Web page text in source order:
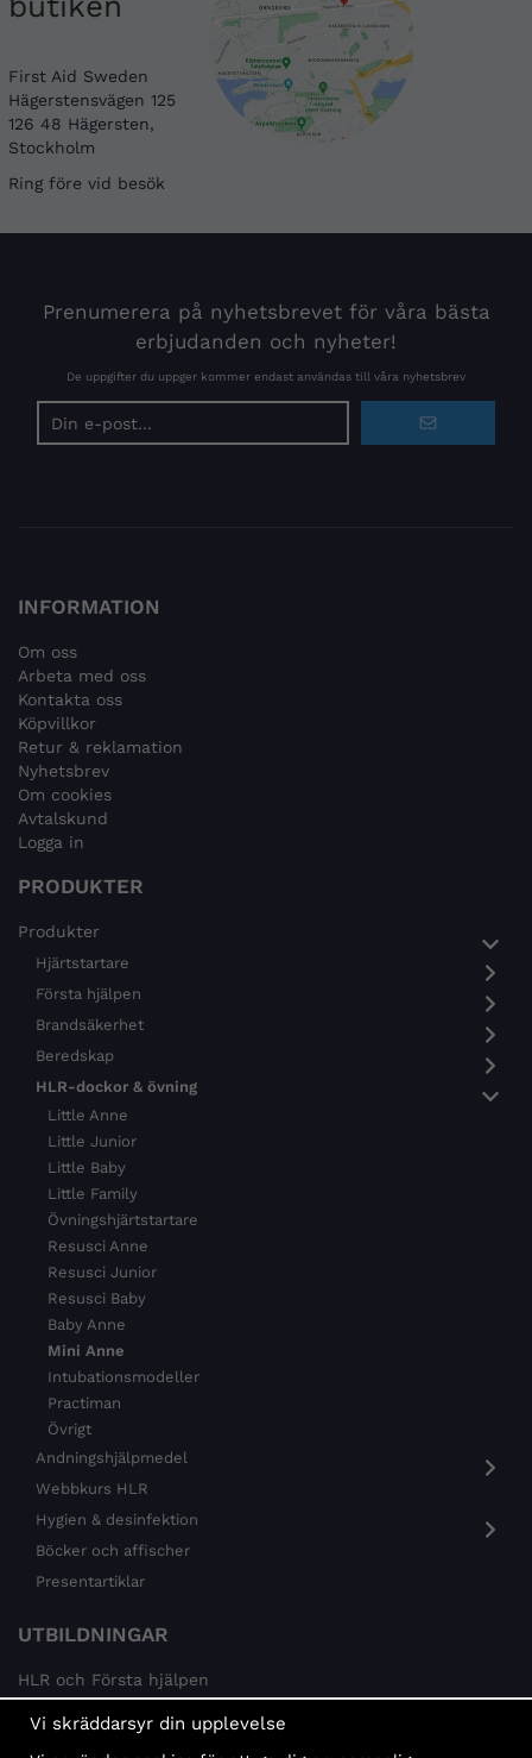
First Aid Sweden
Hägerstensvägen 125
126 48 Hägersten,
Stockholm
Ring före vid besök
Prenumerera på nyhetsbrevet för våra bästa
erbjudanden och nyheter!
De uppgifter du uppger kommer endast användas till våra nyhetsbrev
INFORMATION
Om oss
Arbeta med oss
Kontakta oss
Köpvillkor
Retur & reklamation
Nyhetsbrev
Om cookies
Avtalskund
Logga in
PRODUKTER
Produkter
Hjärtstartare
Första hjälpen
Brandsäkerhet
Beredskap
HLR-dockor & övning
Little Anne
Little Junior
Little Baby
Little Family
Övningshjärtstartare
Resusci Anne
Resusci Junior
Resusci Baby
Baby Anne
Mini Anne
Intubationsmodeller
Practiman
Övrigt
Andningshjälpmedel
Webbkurs HLR
Hygien & desinfektion
Böcker och affischer
Presentartiklar
UTBILDNINGAR
HLR och Första hjälpen
Psykisk hälsa
Brandskydd
Vi skräddarsyr din upplevelse